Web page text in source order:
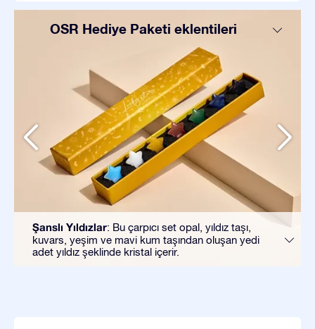
OSR Hediye Paketi eklentileri
Şanslı Yıldızlar: Bu çarpıcı set opal, yıldız taşı,
kuvars, yeşim ve mavi kum taşından oluşan yedi
adet yıldız şeklinde kristal içerir.